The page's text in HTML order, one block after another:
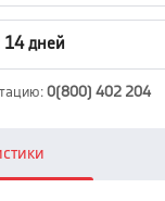
14 дней
: 0(800) 402 204